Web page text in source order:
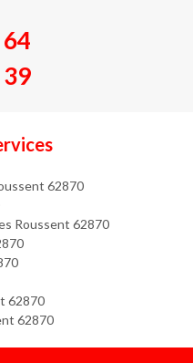
62870
Roussent 62870
62870
62870